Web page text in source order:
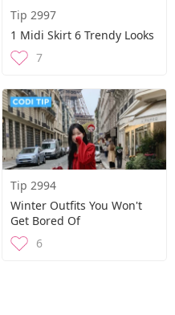
Tip 2997
1 Midi Skirt 6 Trendy Looks
7
Tip 2994
Winter Outfits You Won't
Get Bored Of
6